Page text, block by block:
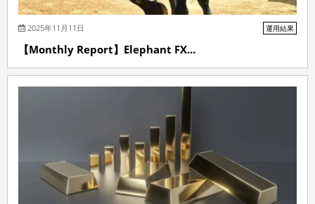
2025年11月11日 運用結果
【Monthly Report】Elephant FX...